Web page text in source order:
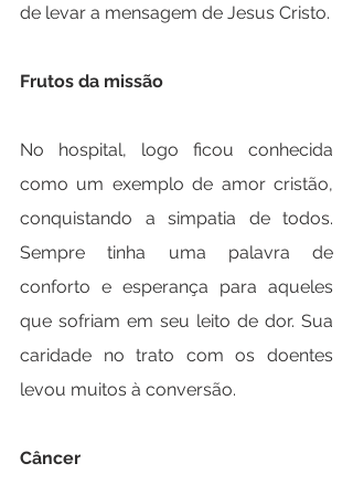
de levar a mensagem de Jesus Cristo.
Frutos da missão
No hospital, logo ficou conhecida
como um exemplo de amor cristão,
conquistando a simpatia de todos.
Sempre tinha uma palavra de
conforto e esperança para aqueles
que sofriam em seu leito de dor. Sua
caridade no trato com os doentes
levou muitos à conversão.
Câncer